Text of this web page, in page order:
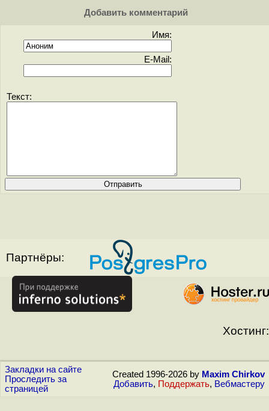
Добавить комментарий
Имя:
E-Mail:
Текст:
Партнёры:
Хостинг:
Закладки на сайте
Проследить за
страницей
Created 1996-2026 by Maxim Chirkov
Добавить, Поддержать, Вебмастеру